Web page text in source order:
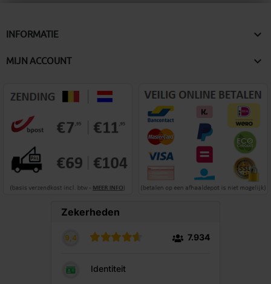
INFORMATIE 
MIJN ACCOUNT 